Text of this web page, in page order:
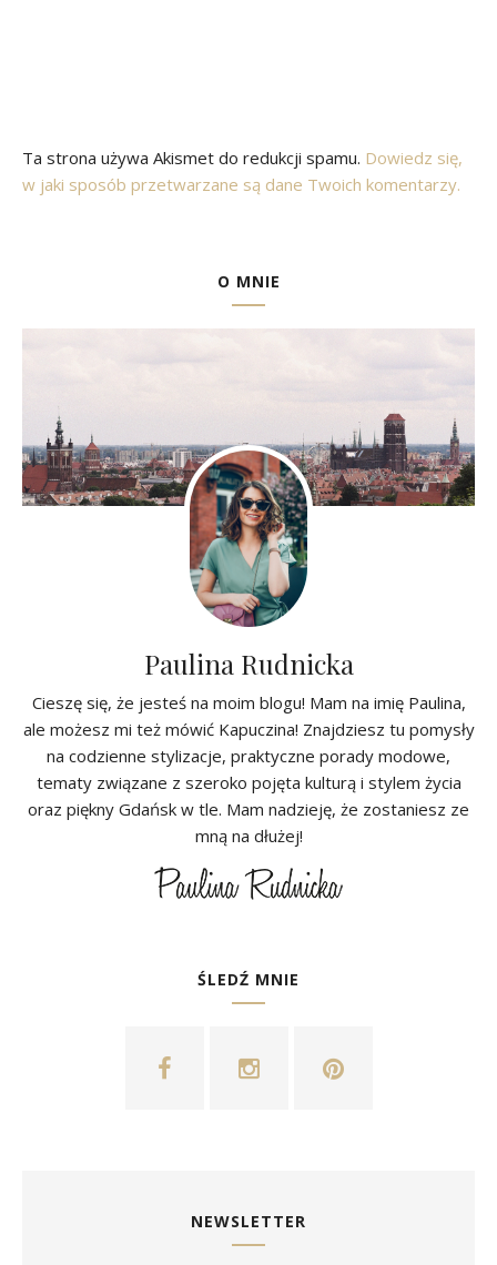
Ta strona używa Akismet do redukcji spamu. Dowiedz się,
w jaki sposób przetwarzane są dane Twoich komentarzy.
O MNIE
Paulina Rudnicka
Cieszę się, że jesteś na moim blogu! Mam na imię Paulina,
ale możesz mi też mówić Kapuczina! Znajdziesz tu pomysły
na codzienne stylizacje, praktyczne porady modowe,
tematy związane z szeroko pojęta kulturą i stylem życia
oraz piękny Gdańsk w tle. Mam nadzieję, że zostaniesz ze
mną na dłużej!
ŚLEDŹ MNIE
NEWSLETTER